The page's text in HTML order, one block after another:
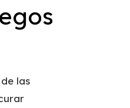
las